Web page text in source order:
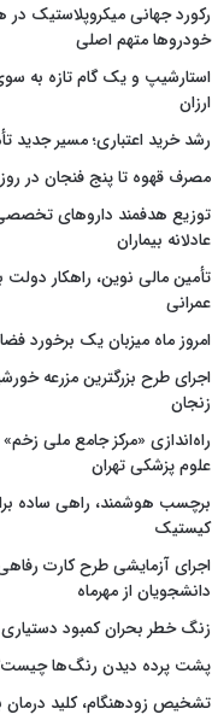
رکورد جهانی میکروپلاستیک در
خودروها متهم اصلی
استارشیپ و یک گام تازه به
ارزان
رشد خرید اعتباری؛ مسیر جدید
مصرف قهوه تا پنج فنجان در
توزیع هدفمند داروهای
عادلانه بیماران
تأمین مالی نوین، راهکار
عمرانی
امروز ماه میزبان یک برخورد
اجرای طرح بزرگترین مزرعه
زنجان
راه‌اندازی «مرکز جامع ملی
علوم پزشکی تهران
برچسب هوشمند، راهی ساده
کیستیک
اجرای آزمایشی طرح کارت
دانشجویان از مهرماه
زنگ خطر بحران کمبود دستیاری ۶ رشته پزشکی
پشت پرده دیدن رنگ‌ها
تشخیص زودهنگام، کلید درمان